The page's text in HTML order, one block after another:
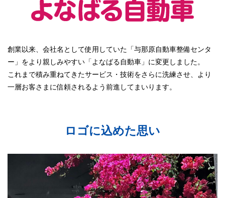
創業以来、会社名として使用していた「与那原自動車整備センタ
ー」をより親しみやすい「よなばる自動車」に変更しました。
これまで積み重ねてきたサービス・技術をさらに洗練させ、より
一層お客さまに信頼されるよう前進してまいります。
ロゴに込めた思い